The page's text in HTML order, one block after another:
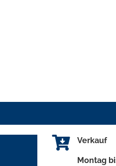
Verkauf
Montag